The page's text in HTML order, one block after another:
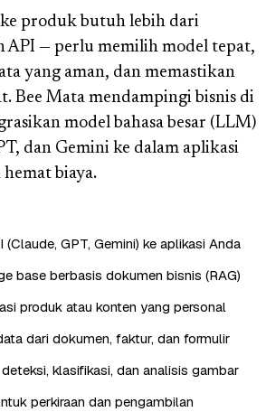
produk butuh lebih dari
API — perlu memilih model tepat,
yang aman, dan memastikan
Bee Mata mendampingi bisnis di
model bahasa besar (LLM)
dan Gemini ke dalam aplikasi
biaya.
GPT, Gemini) ke aplikasi Anda
base berbasis dokumen bisnis (RAG)
produk atau konten yang personal
dari dokumen, faktur, dan formulir
klasifikasi, dan analisis gambar
perkiraan dan pengambilan